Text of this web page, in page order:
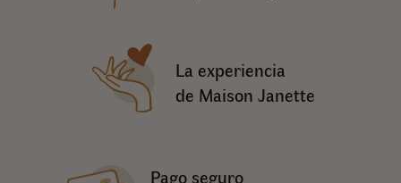
La experiencia
de Maison Janette
Pago seguro